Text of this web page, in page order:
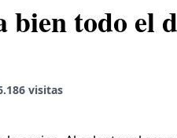
bien todo el
visitas